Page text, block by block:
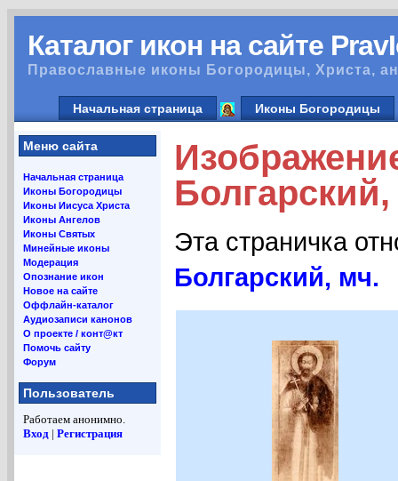
Каталог икон на сайте
Православные иконы Богородицы, Христа,
Начальная страница Иконы Богородицы
Меню сайта
Начальная страница
Иконы Богородицы
Иконы Иисуса Христа
Иконы Ангелов
Иконы Святых
Минейные иконы
Модерация
Опознание икон
Новое на сайте
Оффлайн-каталог
Аудиозаписи канонов
О проекте / конт@кт
Помочь сайту
Форум
Пользователь
Работаем анонимно.
Вход | Регистрация
Эта страничка
Болгарский, мч.